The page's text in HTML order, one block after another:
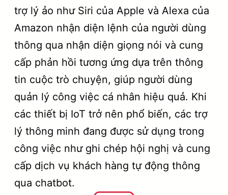
trợ lý ảo như Siri của Apple và Alexa của
Amazon nhận diện lệnh của người dùng
thông qua nhận diện giọng nói và cung
cấp phản hồi tương ứng dựa trên thông
tin cuộc trò chuyện, giúp người dùng
quản lý công việc cá nhân hiệu quả. Khi
các thiết bị IoT trở nên phổ biến, các trợ
lý thông minh đang được sử dụng trong
công việc như ghi chép hội nghị và cung
cấp dịch vụ khách hàng tự động thông
qua chatbot.